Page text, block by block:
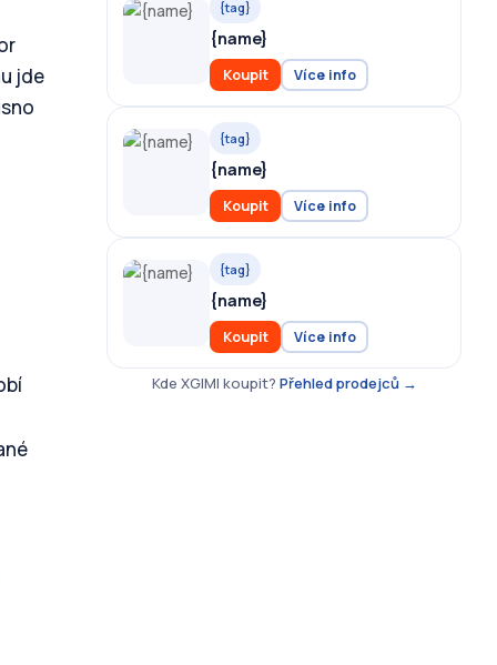
jde
{tag}
{name}
Koupit Více info
{tag}
{name}
Koupit Více info
{tag}
{name}
Koupit Více info
Kde XGIMI koupit? Přehled prodejců →